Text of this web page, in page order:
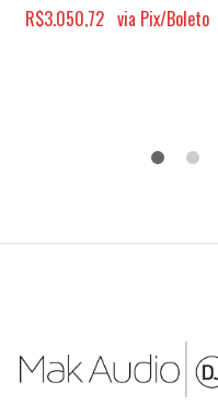
R$3.050,72 via Pix/Boleto